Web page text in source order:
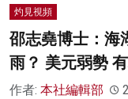
灼見視頻
邵志堯博士：海
雨？ 美元弱勢
作者: 本社編輯部